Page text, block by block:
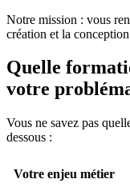
Notre mission : vous
création et la
Quelle
votre
Vous ne savez pas
dessous :
Votre enjeu métier